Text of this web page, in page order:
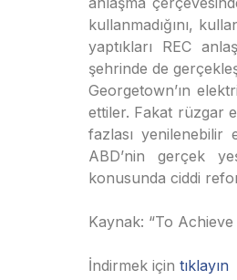
kullanmadığını,
yaptıkları REC
şehrinde de
Georgetown’ın
ettiler. Fakat rüzgar
fazlası yenilenebilir
ABD’nin gerçek
konusunda ciddi
Kaynak: “To
İndirmek için tıklayın